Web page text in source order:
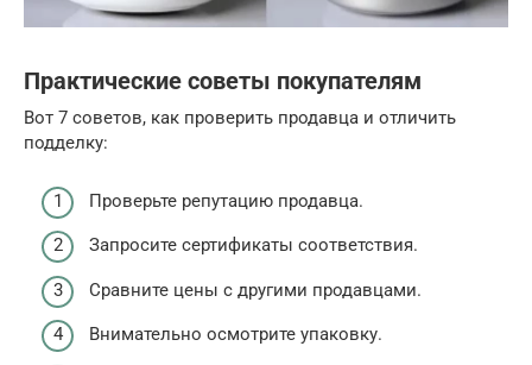
Практические советы покупателям
Вот 7 советов, как проверить продавца и отличить
подделку:
Проверьте репутацию продавца.
Запросите сертификаты соответствия.
Сравните цены с другими продавцами.
Внимательно осмотрите упаковку.